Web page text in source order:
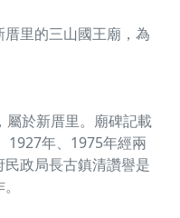
里的三山國王廟，為
屬於新厝里。廟碑記載
1927年、1975年經兩
政局長古鎮清讚譽是